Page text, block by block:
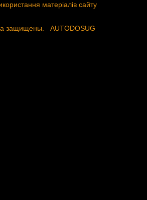
матеріалів сайту
защищены. AUTODOSUG